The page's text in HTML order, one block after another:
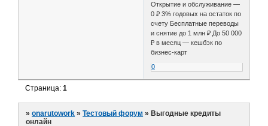
Открытие и обслуживание —
0 ₽ 3% годовых на остаток по
счету Бесплатные переводы
и снятие до 1 млн ₽ До 50 000
₽ в месяц — кешбэк по
бизнес-карт
0
Страница:1
»onarutowork »Тестовый форум »Выгодные кредиты
онлайн